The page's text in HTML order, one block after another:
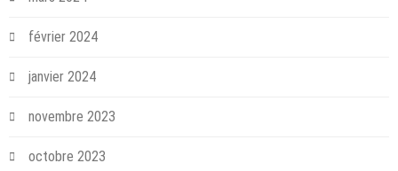
février 2024
janvier 2024
novembre 2023
octobre 2023